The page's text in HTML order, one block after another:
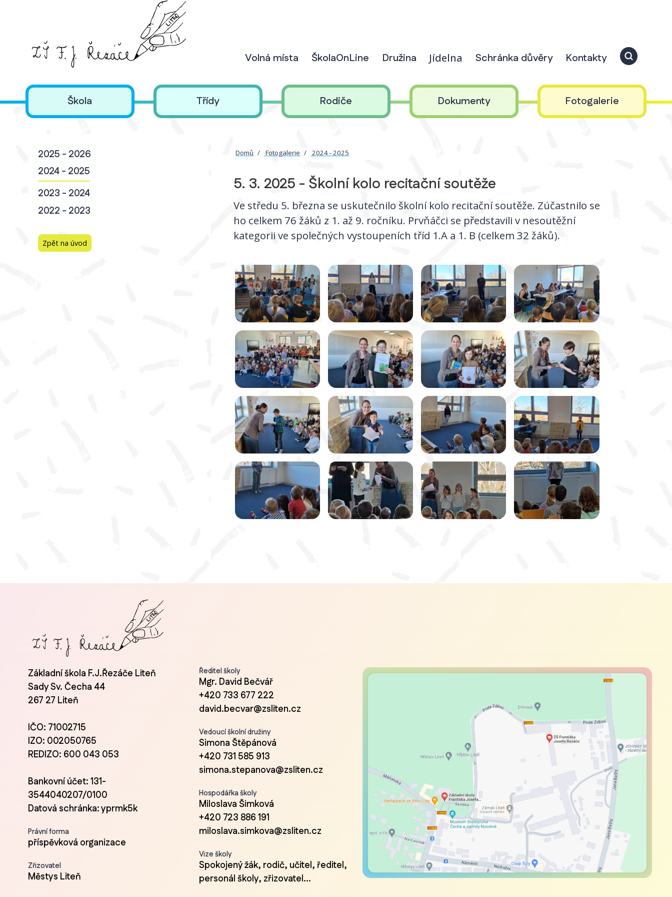
Volná místa ŠkolaOnLine Družina Jídelna Schránka důvěry Kontakty
Škola Třídy Rodiče Dokumenty Fotogalerie
2025 - 2026
2024 - 2025
2023 - 2024
2022 - 2023
Zpět na úvod
Domů Fotogalerie 2024 - 2025
5. 3. 2025 - Školní kolo recitační soutěže
Ve středu 5. března se uskutečnilo školní kolo recitační soutěže. Zúčastnilo se
ho celkem 76 žáků z 1. až 9. ročníku. Prvňáčci se představili v nesoutěžní
kategorii ve společných vystoupeních tříd 1.A a 1. B (celkem 32 žáků).
Základní škola F.J.Řezáče Liteň
Sady Sv. Čecha 44
267 27 Liteň
IČO: 71002715
IZO: 002050765
REDIZO: 600 043 053
Bankovní účet: 131-
3544040207/0100
Datová schránka: yprmk5k
Právní forma
příspěvková organizace
Zřizovatel
Městys Liteň
Ředitel školy
Mgr. David Bečvář
+420 733 677 222
david.becvar@zsliten.cz
Vedoucí školní družiny
Simona Štěpánová
+420 731 585 913
simona.stepanova@zsliten.cz
Hospodářka školy
Miloslava Šimková
+420 723 886 191
miloslava.simkova@zsliten.cz
Vize školy
Spokojený žák, rodič, učitel, ředitel,
personál školy, zřizovatel...